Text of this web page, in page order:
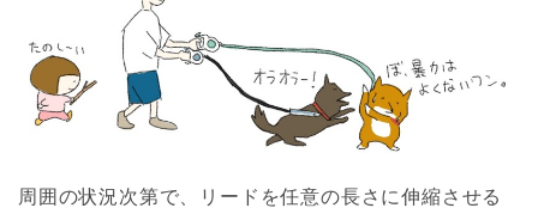
周囲の状況次第で、リードを任意の長さに伸縮させる